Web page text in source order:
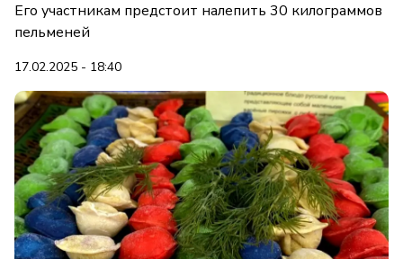
Его участникам предстоит налепить 30 килограммов
пельменей
17.02.2025 - 18:40